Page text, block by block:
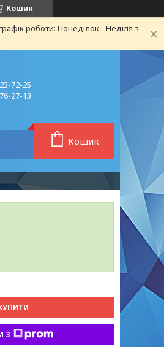
Кошик
роботи: Понеділок - Неділя з
72-25
27-13
Кошик
З